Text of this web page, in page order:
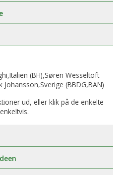
(BH),Søren Wesseltoft
Johansson,Sverige (BBDG,BAN)
ud, eller klik på de enkelte